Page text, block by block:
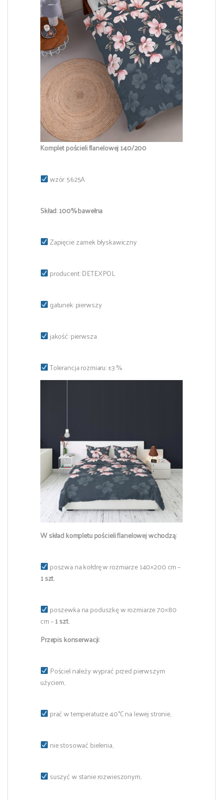
Komplet pościeli flanelowej 140/200
wzór: 5625A
Skład: 100% bawełna
Zapięcie: zamek błyskawiczny
producent: DETEXPOL
gatunek: pierwszy
jakość: pierwsza
Tolerancja rozmiaru: ±3 %
W skład kompletu pościeli flanelowej wchodzą:
poszwa na kołdrę w rozmiarze 140×200 cm –
1 szt.
poszewka na poduszkę w rozmiarze 70×80
cm –1 szt.
Przepis konserwacji:
Pościel należy wyprać przed pierwszym
użyciem,
prać w temperaturze 40°C na lewej stronie,
nie stosować bielenia,
suszyć w stanie rozwieszonym,